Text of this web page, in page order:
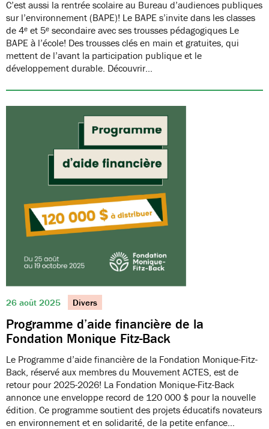
C’est aussi la rentrée scolaire au Bureau d’audiences publiques
sur l’environnement (BAPE)! Le BAPE s’invite dans les classes
de 4ᵉ et 5ᵉ secondaire avec ses trousses pédagogiques Le
BAPE à l’école! Des trousses clés en main et gratuites, qui
mettent de l’avant la participation publique et le
développement durable. Découvrir…
26 août 2025 Divers
Programme d’aide financière de la
Fondation Monique Fitz-Back
Le Programme d’aide financière de la Fondation Monique-Fitz-
Back, réservé aux membres du Mouvement ACTES, est de
retour pour 2025-2026! La Fondation Monique-Fitz-Back
annonce une enveloppe record de 120 000 $ pour la nouvelle
édition. Ce programme soutient des projets éducatifs novateurs
en environnement et en solidarité, de la petite enfance…